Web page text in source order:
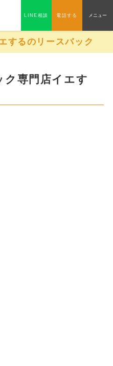
LINE相談 電話する メニュー
するのリースバック
ク専門店イエす